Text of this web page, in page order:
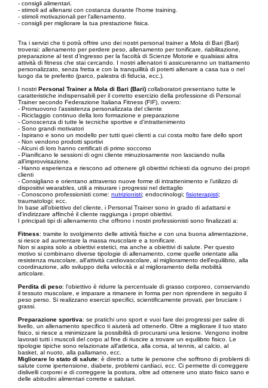
- consigli alimentari.
- stimoli ad allenarsi con costanza durante l'home training.
- stimoli motivazionali per l'allenamento.
- consigli per migliorare la tua prestazione fisica.
Tra i servizi che ti potrà offrire uno dei nostri personal trainer a Mola di Bari (Bari)
troverai: allenamento per perdere peso, allenamento per tonificare, riabilitazione,
preparazione al test d’ingresso per la facoltà di Scienze Motorie e qualsiasi altra
attività di fitness che stai cercando. I nostri allenatori ti assicureranno un trattamento
personalizzato, senza fretta e con la tranquillità di poterti allenare a casa tua o nel
luogo da te preferito (parco, palestra di fiducia, ecc.).
I nostri Personal Trainer a Mola di Bari (Bari) collaboratori presentano tutte le
caratteristiche indispensabili per il corretto esercizio della professione di Personal
Trainer secondo Federazione Italiana Fitness (FIF), ovvero:
- Promuovono l’assistenza personalizzata del cliente
- Riciclaggio continuo della loro formazione e preparazione
- Conoscenza di tutte le tecniche sportive e d'intrattenimento
- Sono grandi motivatori
- Ispirano e sono un modello per tutti quei clienti a cui costa molto fare dello sport
- Non vendono prodotti sportivi
- Alcuni di loro hanno certificati di primo soccorso
- Pianificano le sessioni di ogni cliente minuziosamente non lasciando nulla
all’improvvisazione.
- Hanno esperienza e riescono ad ottenere gli obiettivi richiesti da ognuno dei propri
clienti
- Consigliano e orientano attraverso nuove forme di intrattenimento e l’utilizzo di
dispositivi wearables, utili a misurare i progressi nel dettaglio
- Conoscono professionisti come: nutrizionisti; endocrinologi; fisioterapisti;
traumatologi; ecc.
In base all’obiettivo del cliente, i Personal Trainer sono in grado di adattarsi e
d'indirizzare affinché il cliente raggiunga i propri obiettivi.
I principali tipi di allenamento che offrono i nostri professionisti sono finalizzati a:
Fitness: tramite lo svolgimento delle attività fisiche e con una buona alimentazione,
si riesce ad aumentare la massa muscolare e a tonificare.
Non si aspira solo a obiettivi estetici, ma anche a obiettivi di salute. Per questo
motivo si combinano diverse tipologie di allenamento, come quelle orientate alla
resistenza muscolare, all'attività cardiovascolare, al miglioramento dell'equilibrio, alla
coordinazione, allo sviluppo della velocità e al miglioramento della mobilità
articolare.
Perdita di peso: l’obiettivo è ridurre la percentuale di grasso corporeo, conservando
il tessuto muscolare, e imparare a rimanere in forma per non riprendere in seguito il
peso perso. Si realizzano esercizi specifici, scientificamente provati, per bruciare i
grassi.
Preparazione sportiva: se pratichi uno sport e vuoi fare dei progressi per salire di
livello, un allenamento specifico ti aiuterà ad ottenerlo. Oltre a migliorare il tuo stato
fisico, si riesce a minimizzare la possibilità di procurarsi una lesione. Vengono inoltre
lavorati tutti i muscoli del corpo al fine di riuscire a trovare un equilibrio fisico. Le
tipologie tipiche sono relazionate all’atletica, alla corsa, al tennis, al calcio, al
basket, al nuoto, alla pallamano, ecc.
Migliorare lo stato di salute: è diretto a tutte le persone che soffrono di problemi di
salute come ipertensione, diabete, problemi cardiaci, ecc. Ci permette di correggere
dislivelli corporei e di correggere la postura, oltre ad ottenere uno stato fisico sano e
delle abitudini alimentari corrette e salutari.